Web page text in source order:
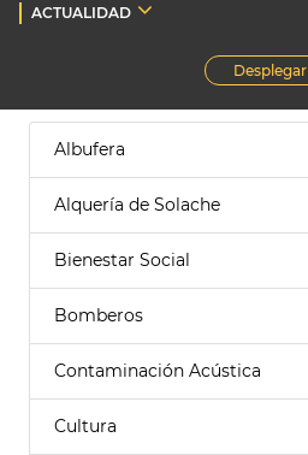
ACTUALIDAD
Desplegar
Albufera
Alquería de Solache
Bienestar Social
Bomberos
Contaminación Acústica
Cultura